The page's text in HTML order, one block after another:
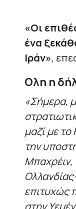
«Οι
ένα
Ιράν»,
Ολη η
«Σήμερα,
μαζί με το
την
Μπαχρέιν,
επιτυχώς
στην